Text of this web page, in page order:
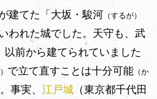
建てた「大坂・駿河 （するが）
われた城でした。天守も、武
以前から建てられていました
で立て直すことは十分可能 （か
事実、 江戸城 （東京都千代田